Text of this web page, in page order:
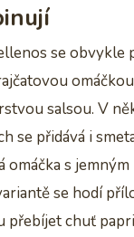
se obvykle
salsou. V
se přidává i
omáčka s
se hodí
přebíjet chuť